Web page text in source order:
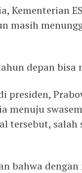
Kementerian
masih
depan bisa
presiden,
menuju
tersebut,
bahwa